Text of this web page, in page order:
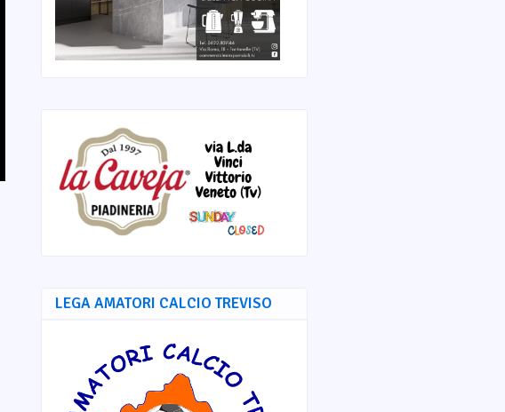
LEGA AMATORI CALCIO TREVISO